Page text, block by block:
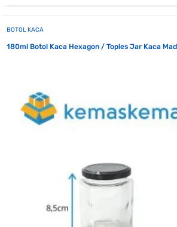
BOTOL KACA
180ml Botol Kaca Hexagon / Toples Jar Kaca